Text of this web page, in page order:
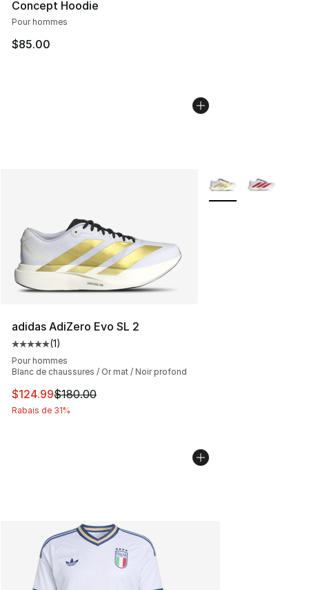
Concept Hoodie
Pour hommes
$85.00
adidas AdiZero Evo SL 2
Cote moyenne du client - [5 sur 5 étoiles], 1
(1)
Pour hommes
Blanc de chaussures / Or mat / Noir profond
Cet article est en solde. Le prix est passé de $180.00 à
$124.99$180.00
Rabais de 31%
Plus de couleurs